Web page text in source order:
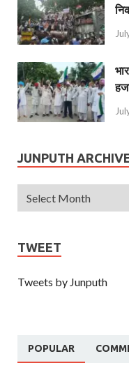
JUNPUTH
TWEET
Tweets by Junputh
POPULAR